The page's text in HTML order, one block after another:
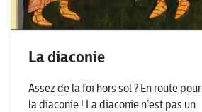
La diaconie
Assez de la foi hors sol ? En route pour
la diaconie ! La diaconie n’est pas un